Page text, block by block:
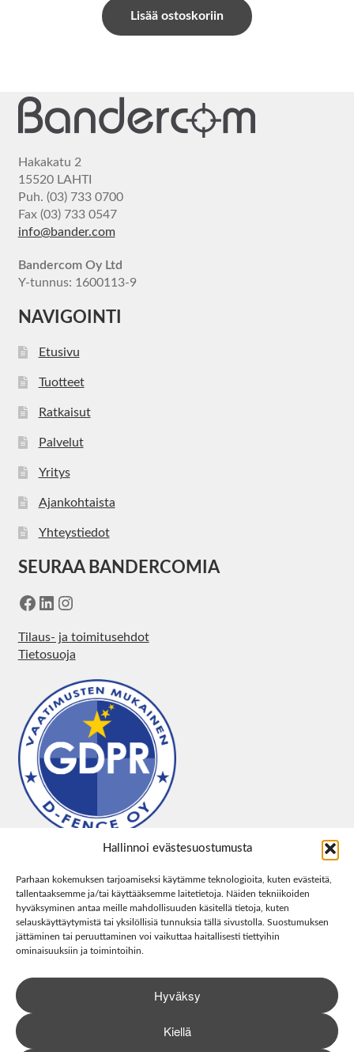
Hallinnoi evästesuostumusta
Parhaan kokemuksen tarjoamiseksi käytämme teknologioita, kuten evästeitä,
tallentaaksemme ja/tai käyttääksemme laitetietoja. Näiden tekniikoiden
hyväksyminen antaa meille mahdollisuuden käsitellä tietoja, kuten
selauskäyttäytymistä tai yksilöllisiä tunnuksia tällä sivustolla. Suostumuksen
jättäminen tai peruuttaminen voi vaikuttaa haitallisesti tiettyihin
ominaisuuksiin ja toimintoihin.
Hyväksy
Kiellä
Lisää ostoskoriin
Hakakatu 2
15520 LAHTI
Puh. (03) 733 0700
Fax (03) 733 0547
info@bander.com
Bandercom Oy Ltd
Y-tunnus: 1600113-9
NAVIGOINTI
Etusivu
Tuotteet
Ratkaisut
Palvelut
Yritys
Ajankohtaista
Yhteystiedot
SEURAA BANDERCOMIA
Facebook
LinkedIn
Instagram
Tilaus- ja toimitusehdot
Tietosuoja